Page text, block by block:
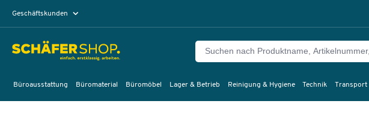
Geschäftskunden
Büroausstattung Büromaterial Büromöbel Lager & Betrieb Reinigung & Hygiene Technik Transport